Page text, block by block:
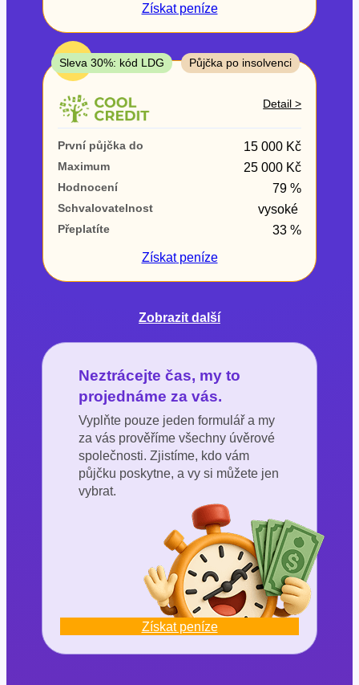
V hotovosti
ano
ne
Získatpeníze
TOP
Sleva 30%: kód LDG Půjčka po insolvenci
Detail >
První půjčka do 15 000 Kč
Maximum 25 000 Kč
Hodnocení 79 %
Schvalovatelnost vysoké
Přeplatíte
33 %
Získatpeníze
Zobrazit další
Neztrácejte čas, my to
projednáme za vás.
Vyplňte pouze jeden formulář a my
za vás prověříme všechny úvěrové
společnosti. Zjistíme, kdo vám
půjčku poskytne, a vy si můžete jen
vybrat.
Získat peníze